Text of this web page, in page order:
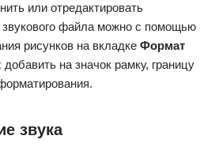
или отредактировать
звукового файла можно с помощью
рисунков на вкладке Формат
на значок рамку, границу
звука